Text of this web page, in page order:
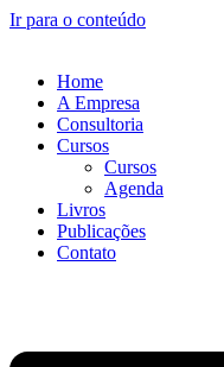
Ir para o conteúdo
Home
A Empresa
Consultoria
Cursos
Cursos
Agenda
Livros
Publicações
Contato